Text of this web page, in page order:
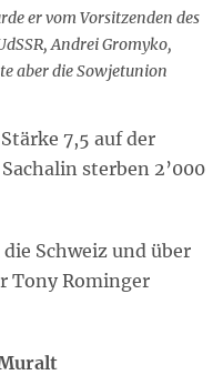
er vom Vorsitzenden des
Andrei Gromyko,
aber die Sowjetunion
7,5 auf der
sterben 2’000
Schweiz und über
Tony Rominger